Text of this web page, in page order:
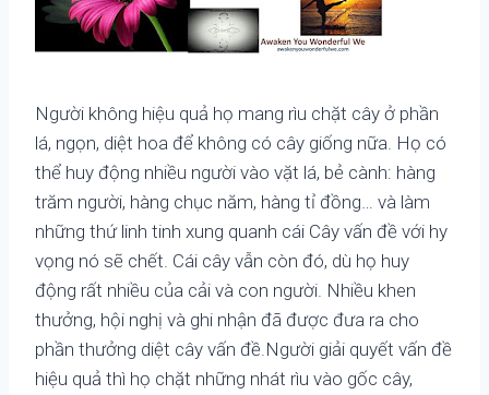
Người không hiệu quả họ mang rìu chặt cây ở phần
lá, ngọn, diệt hoa để không có cây giống nữa. Họ có
thể huy động nhiều người vào vặt lá, bẻ cành: hàng
trăm người, hàng chục năm, hàng tỉ đồng… và làm
những thứ linh tinh xung quanh cái Cây vấn đề với hy
vọng nó sẽ chết. Cái cây vẫn còn đó, dù họ huy
động rất nhiều của cải và con người. Nhiều khen
thưởng, hội nghị và ghi nhận đã được đưa ra cho
phần thưởng diệt cây vấn đề.Người giải quyết vấn đề
hiệu quả thì họ chặt những nhát rìu vào gốc cây,